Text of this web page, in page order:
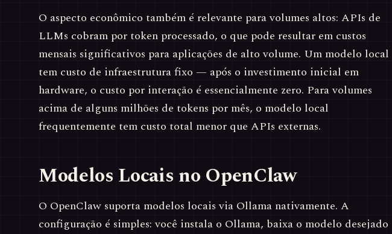
O aspecto econômico também é relevante para volumes altos: APIs de
LLMs cobram por token processado, o que pode resultar em custos
mensais significativos para aplicações de alto volume. Um modelo local
tem custo de infraestrutura fixo — após o investimento inicial em
hardware, o custo por interação é essencialmente zero. Para volumes
acima de alguns milhões de tokens por mês, o modelo local
frequentemente tem custo total menor que APIs externas.
Modelos Locais no OpenClaw
O OpenClaw suporta modelos locais via Ollama nativamente. A
configuração é simples: você instala o Ollama, baixa o modelo desejado